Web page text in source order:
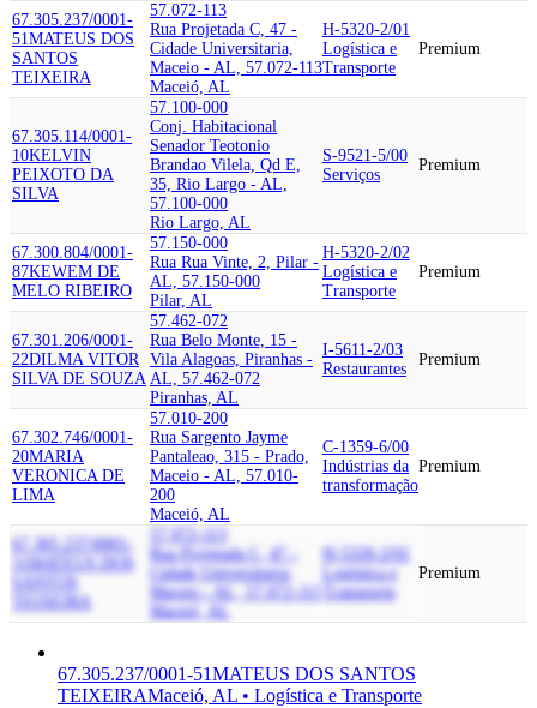
67.305.237/0001-
51MATEUS DOS
SANTOS
TEIXEIRA
57.072-113
Rua Projetada C, 47 -
Cidade Universitaria,
Maceio - AL, 57.072-113
Maceió, AL
H-5320-2/01
Logística e
Transporte
Premium
67.305.114/0001-
10KELVIN
PEIXOTO DA
SILVA
57.100-000
Conj. Habitacional
Senador Teotonio
Brandao Vilela, Qd E,
35, Rio Largo - AL,
57.100-000
Rio Largo, AL
S-9521-5/00
Serviços
Premium
67.300.804/0001-
87KEWEM DE
MELO RIBEIRO
57.150-000
Rua Rua Vinte, 2, Pilar -
AL, 57.150-000
Pilar, AL
H-5320-2/02
Logística e
Transporte
Premium
67.301.206/0001-
22DILMA VITOR
SILVA DE SOUZA
57.462-072
Rua Belo Monte, 15 -
Vila Alagoas, Piranhas -
AL, 57.462-072
Piranhas, AL
I-5611-2/03
Restaurantes
Premium
67.302.746/0001-
20MARIA
VERONICA DE
LIMA
57.010-200
Rua Sargento Jayme
Pantaleao, 315 - Prado,
Maceio - AL, 57.010-
200
Maceió, AL
C-1359-6/00
Indústrias da
transformação
Premium
67.305.237/0001-
MATEUS DOS
SANTOS
TEIXEIRA
57.072-113
Rua Projetada C, 47 -
Cidade Universitaria,
Maceio - AL, 57.072-113
Maceió, AL
H-5320-2/01
Logística e
Transporte
Premium
67.305.237/0001-51MATEUS DOS SANTOS
TEIXEIRAMaceió, AL • Logística e Transporte